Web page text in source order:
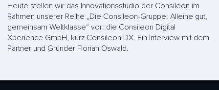
Heute stellen wir das Innovationsstudio der Consileon im
Rahmen unserer Reihe „Die Consileon-Gruppe: Alleine gut,
gemeinsam Weltklasse“ vor: die Consileon Digital
Xperience GmbH, kurz Consileon DX. Ein Interview mit dem
Partner und Gründer Florian Oswald.